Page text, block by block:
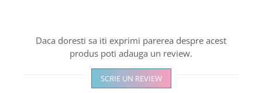
Daca doresti sa iti exprimi parerea despre acest
produs poti adauga un review.
SCRIE UN REVIEW